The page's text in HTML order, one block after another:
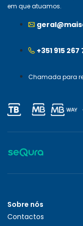
em que atuamos.
+351 915 267
Chamada para
Sobre nós
Contactos